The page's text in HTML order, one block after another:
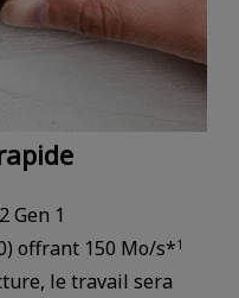
Gen 1
offrant 150 Mo/s*1
le travail sera